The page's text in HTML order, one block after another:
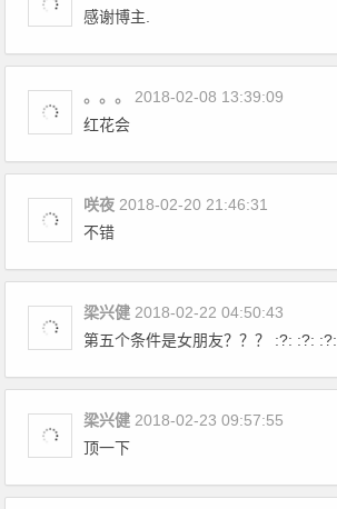
感谢博主.
。。。
2018-02-08 13:39:09
红花会
咲夜 2018-02-20 21:46:31
不错
梁兴健 2018-02-22 04:50:43
第五个条件是女朋友？？？ :?: :?: :?:
梁兴健 2018-02-23 09:57:55
顶一下